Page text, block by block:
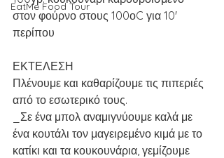
EatMe Food Tour
στον φούρνο στους 100οC για 10'
περίπου
ΕΚΤΕΛΕΣΗ
Πλένουμε και καθαρίζουμε τις πιπεριές
από το εσωτερικό τους.
_Σε ένα μπολ αναμιγνύουμε καλά με
ένα κουτάλι τον μαγειρεμένο κιμά με το
κατίκι και τα κουκουνάρια, γεμίζουμε